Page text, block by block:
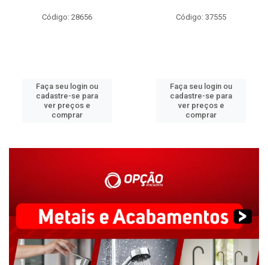
Código: 28656
Faça seu login ou
cadastre-se para
ver preços e
comprar
Código: 37555
Faça seu login ou
cadastre-se para
ver preços e
comprar